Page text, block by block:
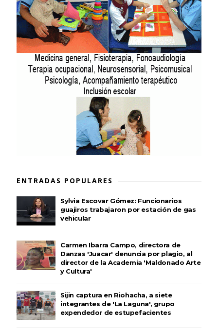
ENTRADAS POPULARES
Sylvia Escovar Gómez: Funcionarios
guajiros trabajaron por estación de gas
vehicular
Carmen Ibarra Campo, directora de
Danzas 'Juacar' denuncia por plagio, al
director de la Academia 'Maldonado Arte
y Cultura'
Sijin captura en Riohacha, a siete
integrantes de 'La Laguna', grupo
expendedor de estupefacientes